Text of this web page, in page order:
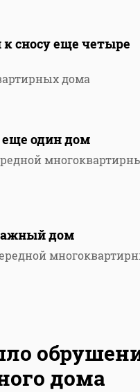
сносу еще четыре
дома
еще один дом
дом
дома